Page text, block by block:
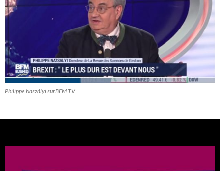
Philippe Naszályi sur BFM TV